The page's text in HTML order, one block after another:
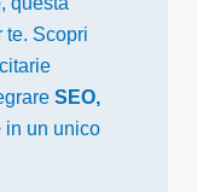
te. Scopri
SEO,
in un unico